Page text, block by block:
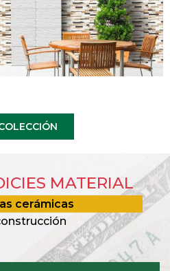
MATERIAL
cerámicas